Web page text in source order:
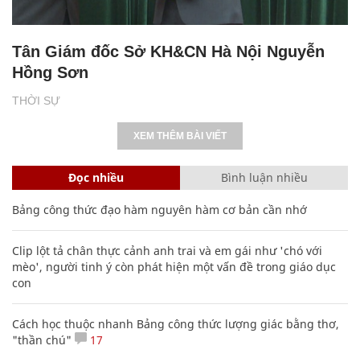
THỜI SỰ
Tân Giám đốc Sở KH&CN Hà Nội Nguyễn
Hồng Sơn
XEM THÊM BÀI VIẾT
Đọc nhiều Bình luận nhiều
Bảng công thức đạo hàm nguyên hàm cơ bản cần nhớ
Clip lột tả chân thực cảnh anh trai và em gái như 'chó với
mèo', người tinh ý còn phát hiện một vấn đề trong giáo dục
con
Cách học thuộc nhanh Bảng công thức lượng giác bằng thơ,
"thần chú"
17